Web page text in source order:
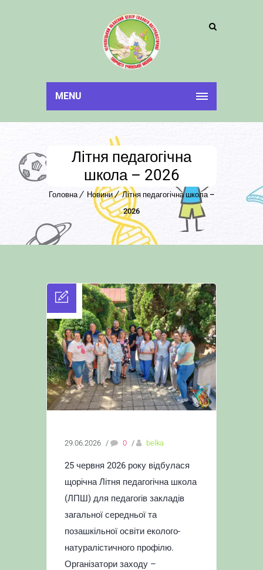
MENU
Літня педагогічна
школа – 2026
Головна Новини
Літня педагогічна школа –
2026
29.06.2026 / 0 / belka
25 червня 2026 року відбулася
щорічна Літня педагогічна школа
(ЛПШ) для педагогів закладів
загальної середньої та
позашкільної освіти еколого-
натуралістичного профілю.
Організатори заходу –